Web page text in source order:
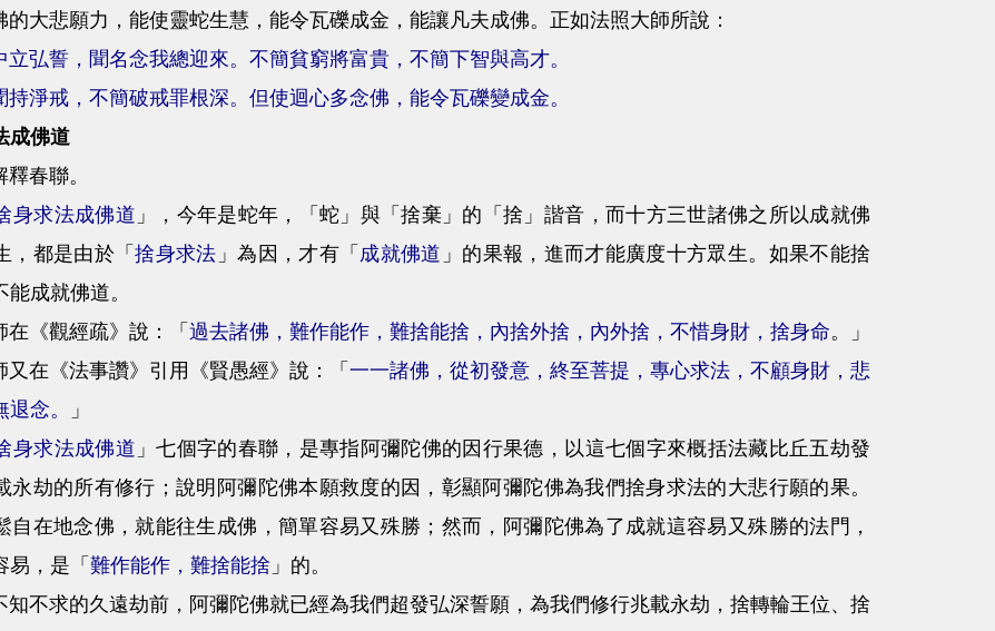
悲願力，能使靈蛇生慧，能令瓦礫成金，能讓凡夫成佛。正如法照大師所說：
立弘誓，聞名念我總迎來。不簡貧窮將富貴，不簡下智與高才。
持淨戒，不簡破戒罪根深。但使迴心多念佛，能令瓦礫變成金。
成佛道
春聯。
身求法成佛道 」，今年是蛇年，「蛇」與「捨棄」的「捨」諧音，而十方三世諸佛之所以成就佛
，都是由於「捨身求法 」為因，才有「 成就佛道 」的果報，進而才能廣度十方眾生。如果不能捨
成就佛道。
《觀經疏》說：「 過去諸佛，難作能作，難捨能捨，內捨外捨，內外捨，不惜身財，捨身命。」
在《法事讚》引用《賢愚經》說：「 一一諸佛，從初發意，終至菩提，專心求法，不顧身財，悲
念。
」
身求法成佛道 」七個字的春聯，是專指阿彌陀佛的因行果德，以這七個字來概括法藏比丘五劫發
永劫的所有修行；說明阿彌陀佛本願救度的因，彰顯阿彌陀佛為我們捨身求法的大悲行願的果。
自在地念佛，就能往生成佛，簡單容易又殊勝；然而，阿彌陀佛為了成就這容易又殊勝的法門，
易，是「 難作能作，難捨能捨 」的。
求的久遠劫前，阿彌陀佛就已經為我們超發弘深誓願，為我們修行兆載永劫，捨轉輪王位、捨